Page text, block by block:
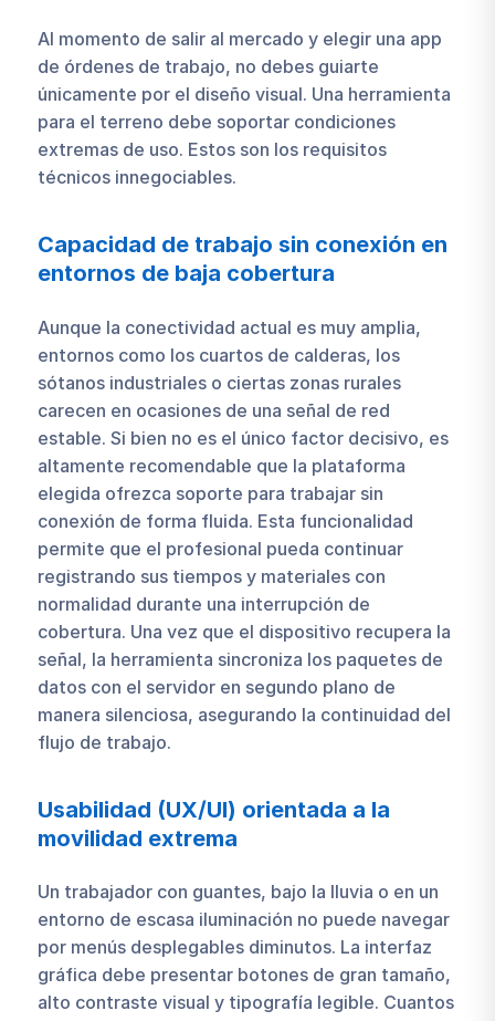
Al momento de salir al mercado y elegir una app
de órdenes de trabajo, no debes guiarte
únicamente por el diseño visual. Una herramienta
para el terreno debe soportar condiciones
extremas de uso. Estos son los requisitos
técnicos innegociables.
Capacidad de trabajo sin conexión en
entornos de baja cobertura
Aunque la conectividad actual es muy amplia,
entornos como los cuartos de calderas, los
sótanos industriales o ciertas zonas rurales
carecen en ocasiones de una señal de red
estable. Si bien no es el único factor decisivo, es
altamente recomendable que la plataforma
elegida ofrezca soporte para trabajar sin
conexión de forma fluida. Esta funcionalidad
permite que el profesional pueda continuar
registrando sus tiempos y materiales con
normalidad durante una interrupción de
cobertura. Una vez que el dispositivo recupera la
señal, la herramienta sincroniza los paquetes de
datos con el servidor en segundo plano de
manera silenciosa, asegurando la continuidad del
flujo de trabajo.
Usabilidad (UX/UI) orientada a la
movilidad extrema
Un trabajador con guantes, bajo la lluvia o en un
entorno de escasa iluminación no puede navegar
por menús desplegables diminutos. La interfaz
gráfica debe presentar botones de gran tamaño,
alto contraste visual y tipografía legible. Cuantos